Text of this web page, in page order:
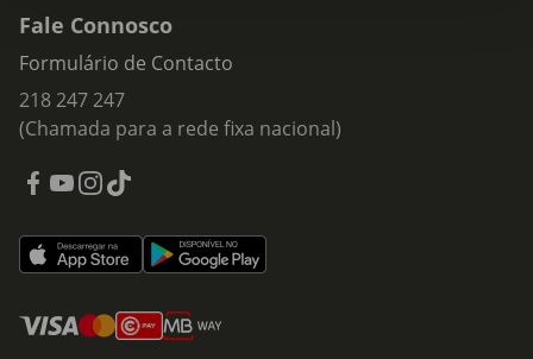
Fale Connosco
Formulário de Contacto
218 247 247
(Chamada para a rede fixa nacional)